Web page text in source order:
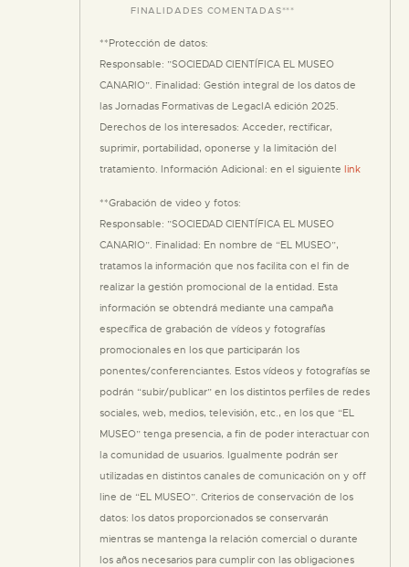
FINALIDADES COMENTADAS***
**Protección de datos:
Responsable: ”SOCIEDAD CIENTÍFICA EL MUSEO
CANARIO”. Finalidad: Gestión integral de los datos de
las Jornadas Formativas de LegacIA edición 2025.
Derechos de los interesados: Acceder, rectificar,
suprimir, portabilidad, oponerse y la limitación del
tratamiento. Información Adicional: en el siguiente link
**Grabación de video y fotos:
Responsable: ”SOCIEDAD CIENTÍFICA EL MUSEO
CANARIO”. Finalidad: En nombre de “EL MUSEO”,
tratamos la información que nos facilita con el fin de
realizar la gestión promocional de la entidad. Esta
información se obtendrá mediante una campaña
específica de grabación de vídeos y fotografías
promocionales en los que participarán los
ponentes/conferenciantes. Estos vídeos y fotografías se
podrán “subir/publicar” en los distintos perfiles de redes
sociales, web, medios, televisión, etc., en los que “EL
MUSEO” tenga presencia, a fin de poder interactuar con
la comunidad de usuarios. Igualmente podrán ser
utilizadas en distintos canales de comunicación on y off
line de “EL MUSEO”. Criterios de conservación de los
datos: los datos proporcionados se conservarán
mientras se mantenga la relación comercial o durante
los años necesarios para cumplir con las obligaciones